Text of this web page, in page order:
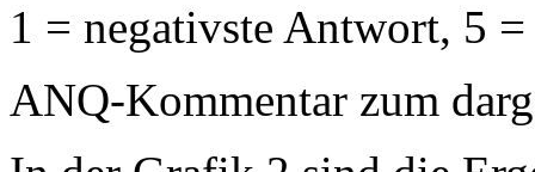
1 = negativste Antwort, 5
ANQ-Kommentar zum